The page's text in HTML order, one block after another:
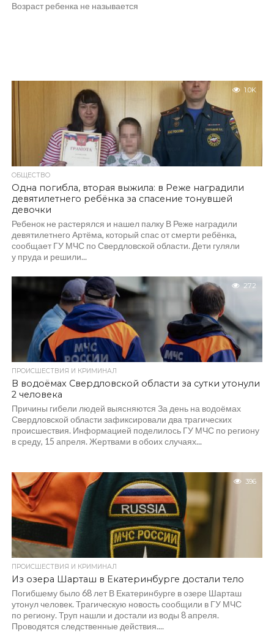
Возраст ребенка не называется
1.0K
ОБЩЕСТВО
Одна погибла, вторая выжила: в Реже наградили
девятилетнего ребёнка за спасение тонувшей
девочки
Ребенок не растерялся и нашел палку В Реже наградили
девятилетнего Артёма, который спас от смерти ребёнка,
сообщает ГУ МЧС по Свердловской области. Дети гуляли
у пруда и решили...
272
ПРОИСШЕСТВИЯ И КРИМИНАЛ
В водоёмах Свердловской области за сутки утонули
2 человека
Причины гибели людей выясняются За день на водоёмах
Свердловской области зафиксировали два трагических
происшествия. Информацией поделилось ГУ МЧС по региону
в среду, 15 апреля. Жертвами в обоих случаях...
396
ПРОИСШЕСТВИЯ И КРИМИНАЛ
Из озера Шарташ в Екатеринбурге достали тело
Погибшему было 68 лет В Екатеринбурге в озере Шарташ
утонул человек. Трагическую новость сообщили в ГУ МЧС
по региону. Труп нашли и достали из воды 8 апреля.
Проводятся следственные действия....